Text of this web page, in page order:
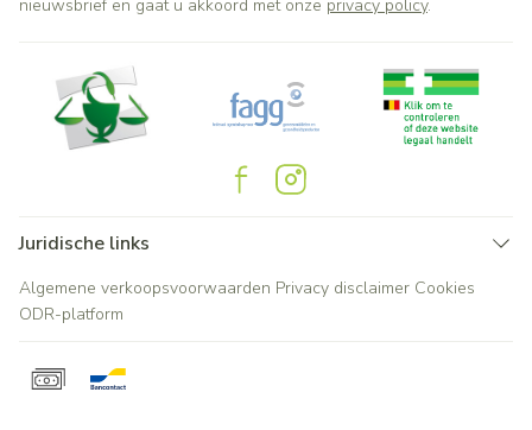
nieuwsbrief en gaat u akkoord met onze privacy policy.
Juridische links
Algemene verkoopsvoorwaarden Privacy disclaimer Cookies
ODR-platform